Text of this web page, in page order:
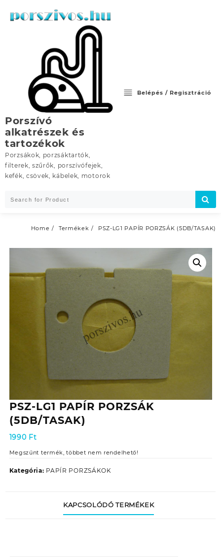
Porszívó
alkatrészek és
tartozékok
Porzsákok, porzsáktartók,
filterek, szűrők, porszívófejek,
kefék, csövek, kábelek, motorok
Belépés / Regisztráció
Home Termékek PSZ-LG1 PAPÍR PORZSÁK (5DB/TASAK)
PSZ-LG1 PAPÍR PORZSÁK
(5DB/TASAK)
1990 Ft
Megszűnt termék, többet nem rendelhető!
Kategória: PAPÍR PORZSÁKOK
KAPCSOLÓDÓ TERMÉKEK